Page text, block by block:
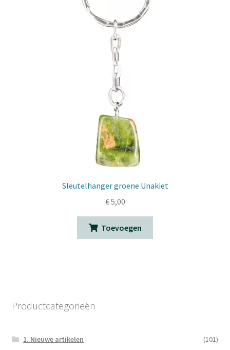
Sleutelhanger groene Unakiet
€5,00
Toevoegen
Productcategorieën
1. Nieuwe artikelen
(101)